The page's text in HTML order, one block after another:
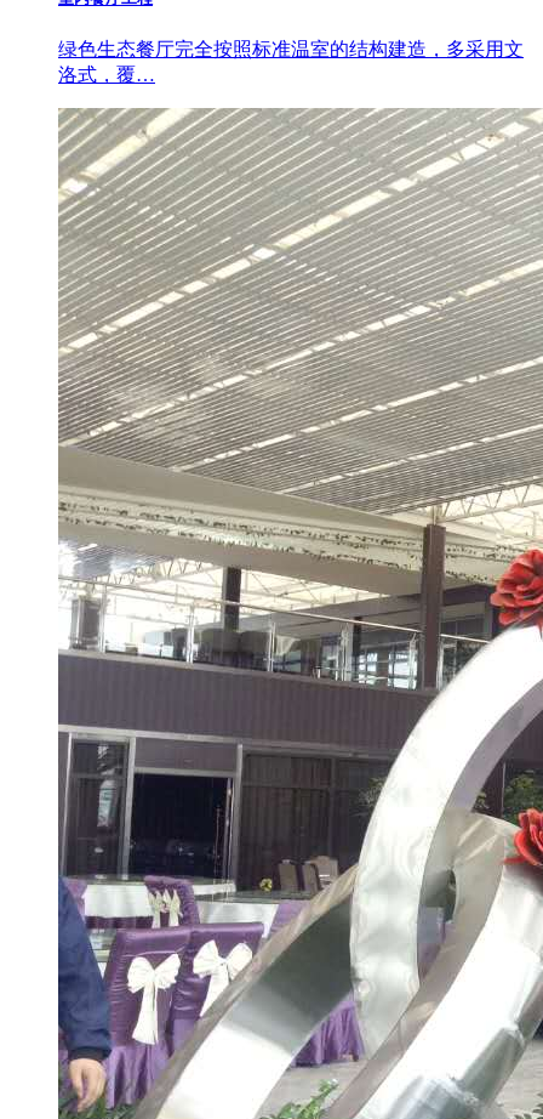
绿色生态餐厅完全按照标准温室的结构建造，多采用文
洛式，覆…